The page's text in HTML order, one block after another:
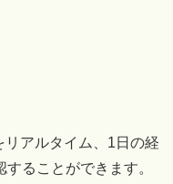
リアルタイム、1日の経
ることができます。